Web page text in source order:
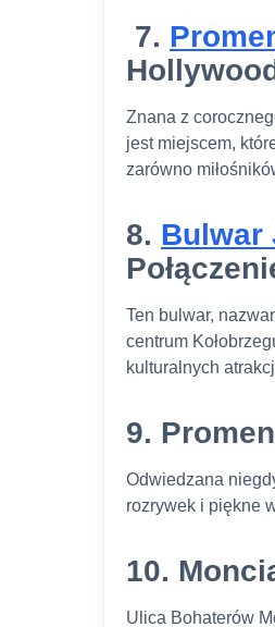
7.
Znana z
jest miejscem,
zarówno
8. Bulwar
Ten bulwar,
centrum
kulturalnych
9.
Odwiedzana
rozrywek i piękne
10.
Ulica Bohaterów